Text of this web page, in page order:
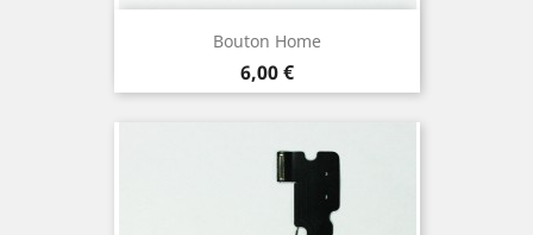
Bouton Home
Prix
6,00 €